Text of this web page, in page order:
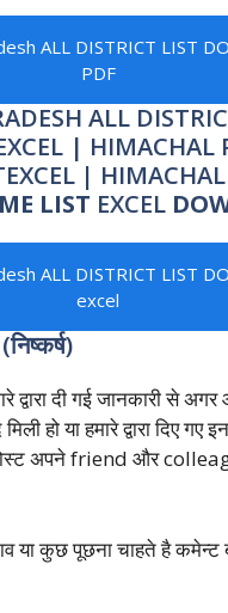
ALL DISTRICT LIST
PDF
ALL
| HIMACHAL
|
LIST EXCEL
ALL DISTRICT LIST
excel
द्वारा दी गई जानकारी से
हो या हमारे द्वारा दिए
अपने friend और
या कुछ पूछना चाहते है कमेन्ट